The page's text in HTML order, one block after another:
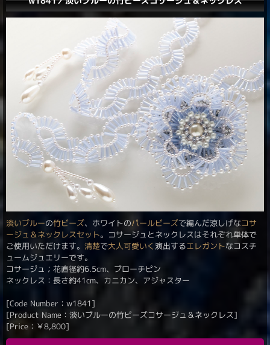
淡いブルーの竹ビーズ、ホワイトのパールビーズで編んだ涼しげなコサ
ージュ＆ネックレスセット。コサージュとネックレスはそれぞれ単体で
ご使用いただけます。 清楚で大人可愛いく演出するエレガントなコスチ
ュームジュエリーです。
コサージュ；花直径約6.5cm、ブローチピン
ネックレス：長さ約41cm、カニカン、アジャスター
[Code Number：w1841]
[Product Name：淡いブルーの竹ビーズコサージュ＆ネックレス]
[Price： ￥8,800]